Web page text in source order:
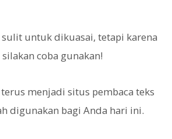
untuk dikuasai, tetapi karena
coba gunakan!
menjadi situs pembaca teks
digunakan bagi Anda hari ini.